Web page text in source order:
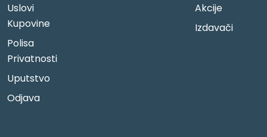
Uslovi
Kupovine
Polisa
Privatnosti
Uputstvo
Odjava
Akcije
Izdavači